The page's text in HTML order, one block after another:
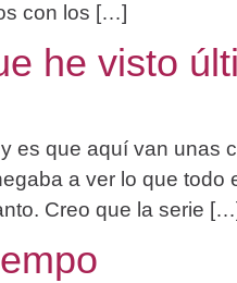
con los […]
he visto
es que aquí van
a ver lo que
Creo que la serie